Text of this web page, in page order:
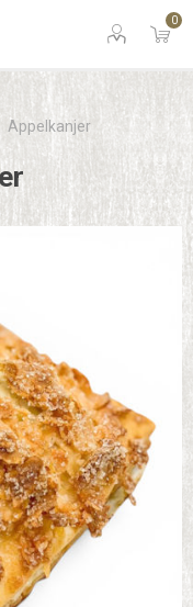
0
Appelkanjer